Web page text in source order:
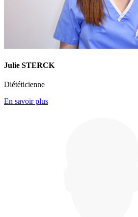
Julie STERCK
Diététicienne
En savoir plus